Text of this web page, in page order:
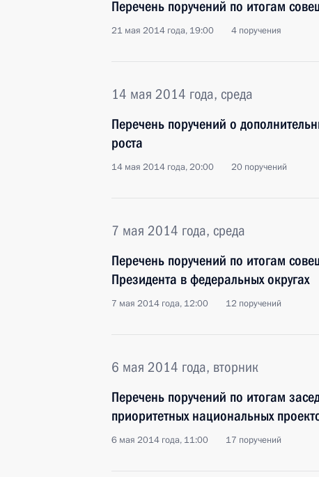
Перечень поручений по итогам
21 мая 2014 года, 19:00 4 поручения
14 мая 2014 года, среда
Перечень поручений о
роста
14 мая 2014 года, 20:00 20 поручений
7 мая 2014 года, среда
Перечень поручений по итогам
Президента в федеральных округах
7 мая 2014 года, 12:00 12 поручений
6 мая 2014 года, вторник
Перечень поручений по итогам
приоритетных национальных
6 мая 2014 года, 11:00 17 поручений